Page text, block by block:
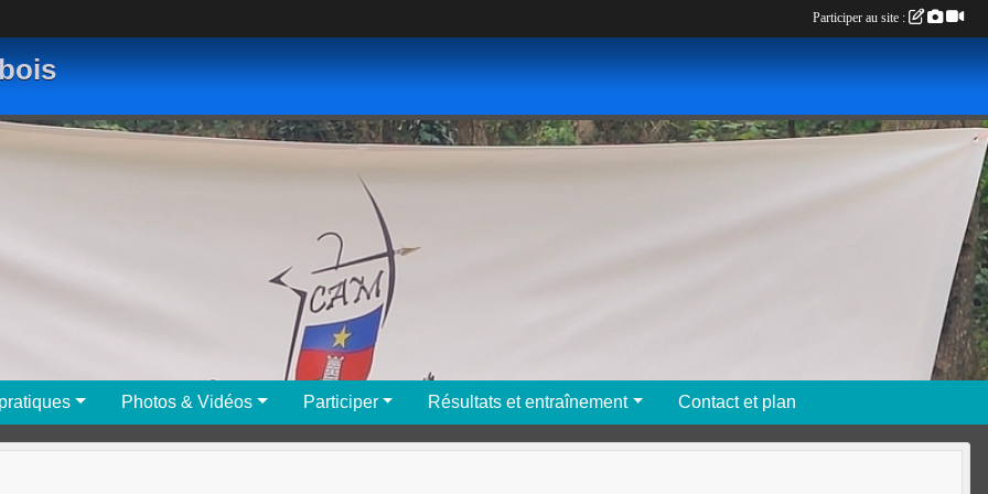
Photos & Vidéos Participer Résultats et entraînement Contact et plan
Participer au site :